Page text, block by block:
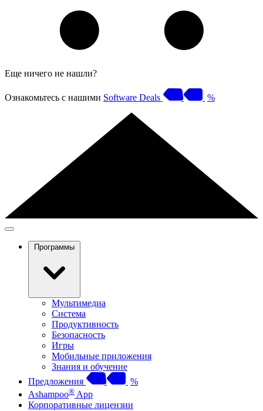
Еще ничего не нашли?
Ознакомьтесь с нашими Software Deals %
Программы
Мультимедиа
Система
Продуктивность
Безопасность
Игры
Мобильные приложения
Знания и обучение
Предложения
%
Ashampoo® App
Корпоративные лицензии